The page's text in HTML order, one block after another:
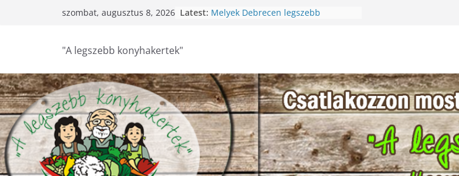
szombat, augusztus 8, 2026 Latest: Melyek Debrecen legszebb
nógrádi óvoda! Különleges módon
nevelik a természet szeretetére a
legkisebbeket
Keresik Debrecen legszebb
konyhakertjeit
Debrecen – Ültess, gondozd, nyerj:
Debrecen legszebb konyhakertjeit
keresik – videóval
"A legszebb konyhakertek"